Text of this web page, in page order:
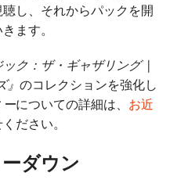
し、それからパックを開
ます。
ック：ザ・ギャザリング |
』のコレクションを強化し
ーについての詳細は、 お近
ださい。
ダウン